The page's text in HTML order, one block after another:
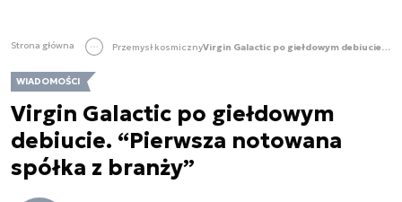
Strona główna Przemysł kosmiczny Virgin Galactic po giełdowym debiucie. “Pierwsza notowana spółka z branży”
WIADOMOŚCI
Virgin Galactic po giełdowym
debiucie. “Pierwsza notowana
spółka z branży”